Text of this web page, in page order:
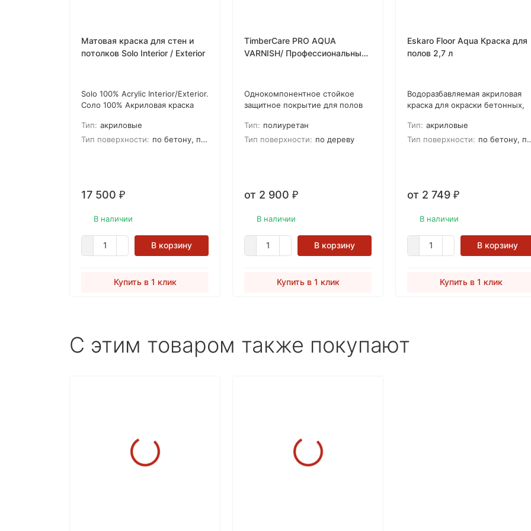
Матовая краска для стен и
потолков Solo Interior / Exterior
Solo 100% Acrylic Interior/Exterior.
Соло 100% Акриловая краска
работ. Предназначено для
большинства поверхностей.
появлению полировочных
Тип: акриловые
Тип поверхности: по бетону, по гипсу, по дереву, по камню, по кирпичу, по цементной штукатурке, для гипсокартона
17 500 ₽
В наличии
В корзину
Купить в 1 клик
TimberCare PRO AQUA
VARNISH/ Профессиональный
Однокомпонентное стойкое
защитное покрытие для полов
износу, царапинам, следам от
обуви Обладает
Тип: полиуретан
Тип поверхности: по дереву
от 2 900 ₽
В наличии
В корзину
Купить в 1 клик
Eskaro Floor Aqua Краска для
полов 2,7 л
Водоразбавляемая акриловая
краска для окраски бетонных,
волокнистых полов в жилых и
торговых помещениях
Тип: акриловые
Тип поверхности: по бетону, по дереву
от 2 749 ₽
В наличии
В корзину
Купить в 1 клик
C этим товаром также покупают